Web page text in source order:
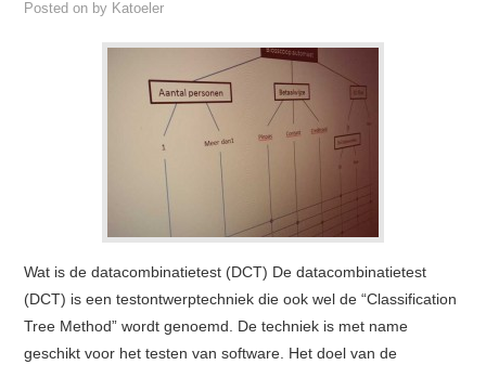
Posted on by Katoeler
Wat is de datacombinatietest (DCT) De datacombinatietest
(DCT) is een testontwerptechniek die ook wel de “Classification
Tree Method” wordt genoemd. De techniek is met name
geschikt voor het testen van software. Het doel van de